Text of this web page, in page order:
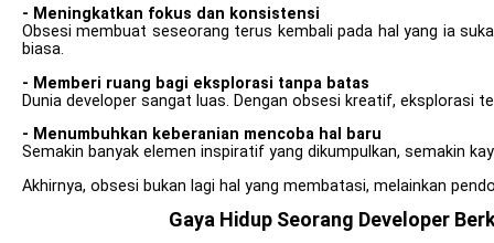
- Meningkatkan fokus dan konsistensi
Obsesi membuat seseorang terus kembali pada hal yang ia
biasa.
- Memberi ruang bagi eksplorasi tanpa batas
Dunia developer sangat luas. Dengan obsesi kreatif, eksplorasi
- Menumbuhkan keberanian mencoba hal baru
Semakin banyak elemen inspiratif yang dikumpulkan, semakin
Akhirnya, obsesi bukan lagi hal yang membatasi, melainkan
Gaya Hidup Seorang Developer